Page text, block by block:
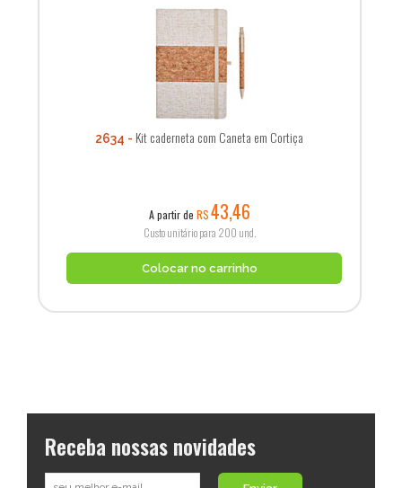
2634 Kit caderneta com Caneta em Cortiça
A partir de R$43,46
Custo unitário para 200 und.
Colocar no carrinho
Receba nossas novidades